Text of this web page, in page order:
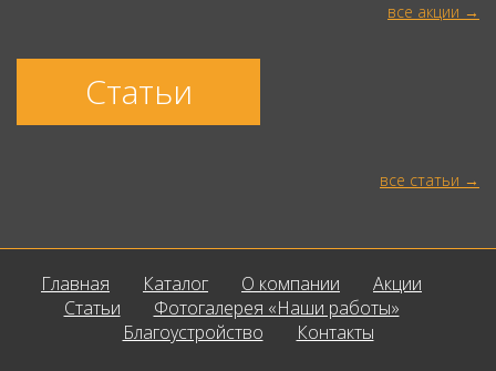
все акции
Статьи
все статьи
Главная Каталог О компании
Акции
Статьи
Фотогалерея «Наши работы»
Благоустройство
Контакты